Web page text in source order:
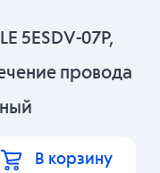
5ESDV-07P,
провода
В корзину